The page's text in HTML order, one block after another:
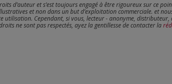
d’auteur et s’est toujours engagé à être rigoureux sur ce
et non dans un but d’exploitation commerciale. et
utilisation. Cependant, si vous, lecteur - anonyme,
ne sont pas respectés, ayez la gentillesse de contacter la